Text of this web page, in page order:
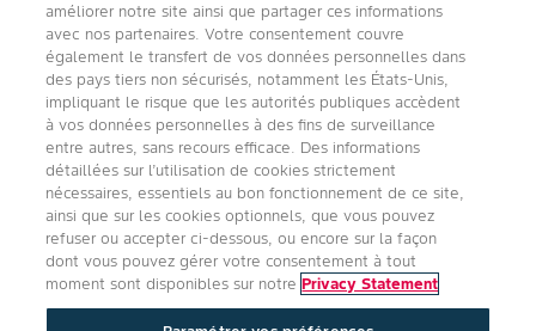
Suivez nous
Accessibilité
Conditions d’utilisation de Bayer
Énoncé sur la confidentialité
Politique Qualité, Santé, Sécurité
améliorer notre site ainsi que partager ces informations
avec nos partenaires. Votre consentement couvre
également le transfert de vos données personnelles dans
des pays tiers non sécurisés, notamment les États-Unis,
impliquant le risque que les autorités publiques accèdent
à vos données personnelles à des fins de surveillance
entre autres, sans recours efficace. Des informations
détaillées sur l’utilisation de cookies strictement
nécessaires, essentiels au bon fonctionnement de ce site,
ainsi que sur les cookies optionnels, que vous pouvez
refuser ou accepter ci-dessous, ou encore sur la façon
dont vous pouvez gérer votre consentement à tout
moment sont disponibles sur notrePrivacy Statement